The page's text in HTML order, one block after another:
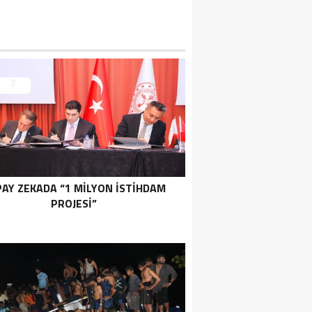
ZEKADA “1 MILYON İSTIHDAM
PROJESI”